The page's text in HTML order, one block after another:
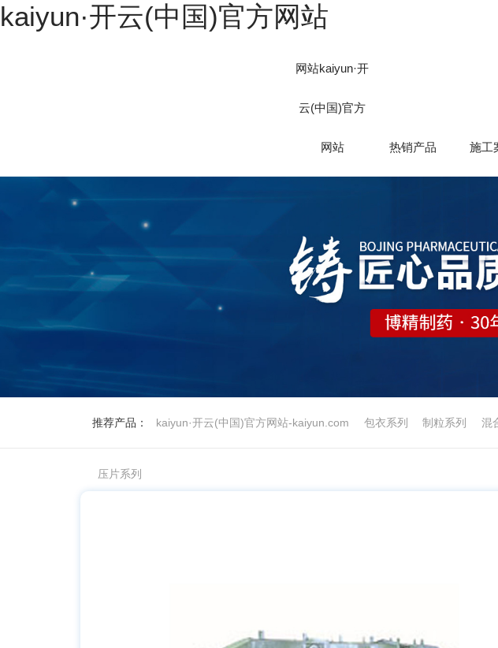
kaiyun·开云(中国)官方网站
网站kaiyun·开
云(中国)官方
网站 热销产品 施工
推荐产品： kaiyun·开云(中国)官方网站-kaiyun.com 包衣系列 制粒系列 混
压片系列